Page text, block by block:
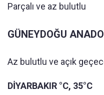
Parçalı ve az bulutlu
GÜNEYDOĞU
Az bulutlu ve açık
DİYARBAKIR °C, 35°C